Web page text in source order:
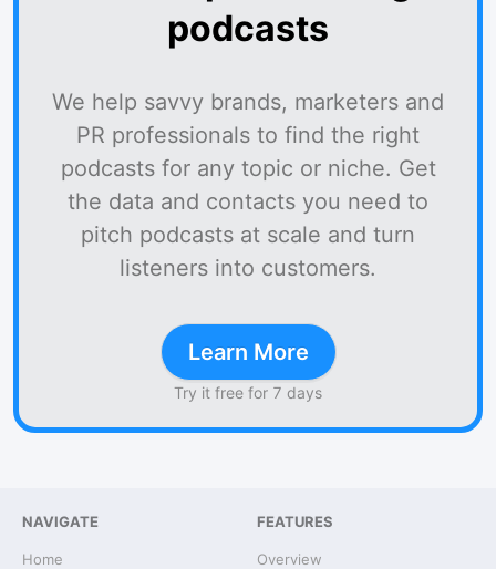
podcasts
We help savvy brands, marketers and
PR professionals to find the right
podcasts for any topic or niche. Get
the data and contacts you need to
pitch podcasts at scale and turn
listeners into customers.
Learn More
Try it free for 7 days
NAVIGATE
Home
FEATURES
Overview